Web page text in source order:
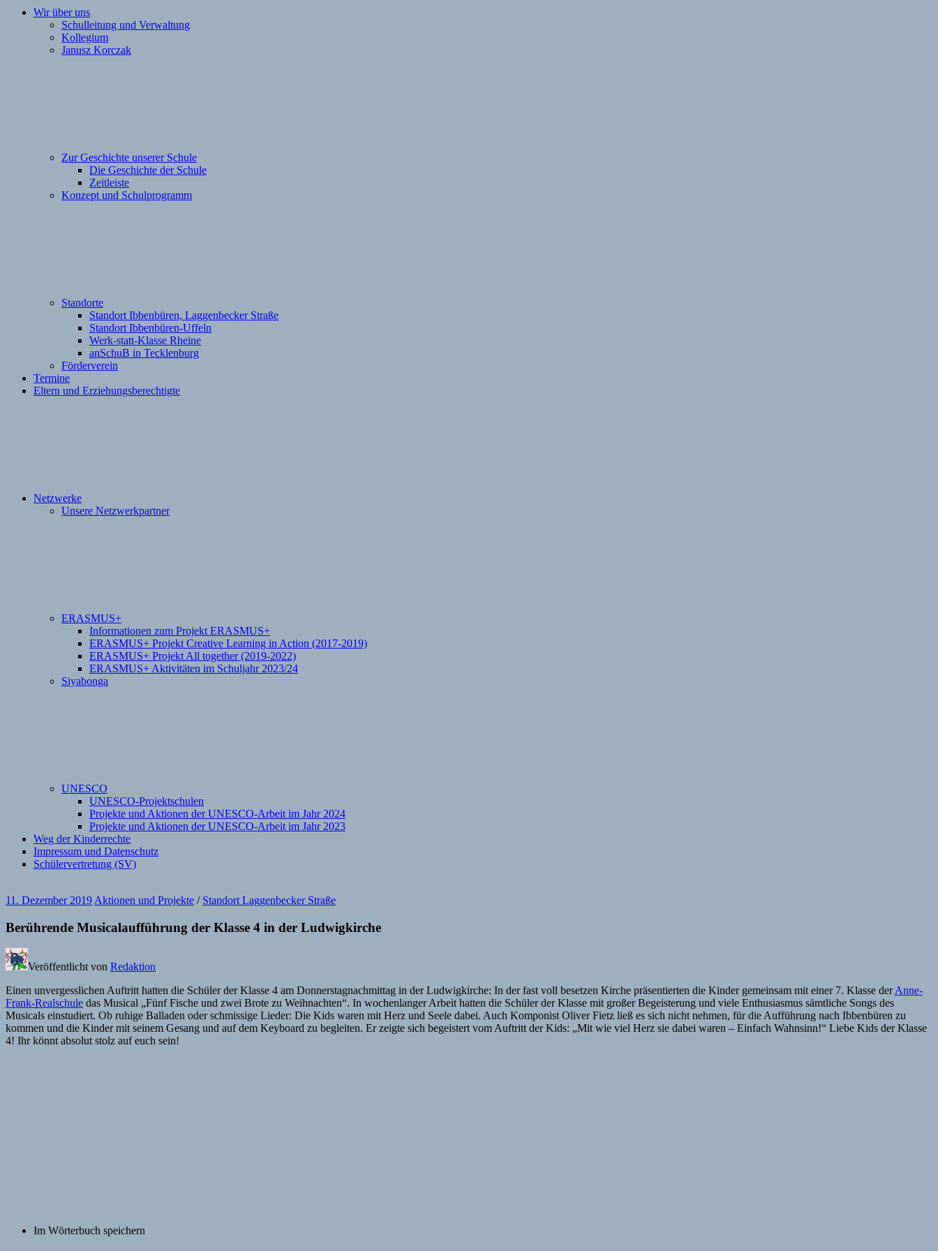
Wir über uns
Schulleitung und Verwaltung
Kollegium
Janusz Korczak
Zur Geschichte unserer Schule
Die Geschichte der Schule
Zeitleiste
Konzept und Schulprogramm
Standorte
Standort Ibbenbüren, Laggenbecker Straße
Standort Ibbenbüren-Uffeln
Werk-statt-Klasse Rheine
anSchuB in Tecklenburg
Förderverein
Termine
Eltern und Erziehungsberechtigte
Netzwerke
Unsere Netzwerkpartner
ERASMUS+
Informationen zum Projekt ERASMUS+
ERASMUS+ Projekt Creative Learning in Action (2017-2019)
ERASMUS+ Projekt All together (2019-2022)
ERASMUS+ Aktivitäten im Schuljahr 2023/24
Siyabonga
UNESCO
UNESCO-Projektschulen
Projekte und Aktionen der UNESCO-Arbeit im Jahr 2024
Projekte und Aktionen der UNESCO-Arbeit im Jahr 2023
Weg der Kinderrechte
Impressum und Datenschutz
Schülervertretung (SV)
11. Dezember 2019 Aktionen und Projekte / Standort Laggenbecker Straße
Berührende Musicalaufführung der Klasse 4 in der Ludwigkirche
Veröffentlicht von Redaktion
Einen unvergesslichen Auftritt hatten die Schüler der Klasse 4 am Donnerstagnachmittag in der Ludwigkirche: In der fast voll besetzen Kirche präsentierten die Kinder gemeinsam mit einer 7. Klasse derAnne-
Frank-Realschule das Musical „Fünf Fische und zwei Brote zu Weihnachten“. In wochenlanger Arbeit hatten die Schüler der Klasse mit großer Begeisterung und viele Enthusiasmus sämtliche Songs des
Musicals einstudiert. Ob ruhige Balladen oder schmissige Lieder: Die Kids waren mit Herz und Seele dabei. Auch Komponist Oliver Fietz ließ es sich nicht nehmen, für die Aufführung nach Ibbenbüren zu
kommen und die Kinder mit seinem Gesang und auf dem Keyboard zu begleiten. Er zeigte sich begeistert vom Auftritt der Kids: „Mit wie viel Herz sie dabei waren – Einfach Wahnsinn!“ Liebe Kids der Klasse
4! Ihr könnt absolut stolz auf euch sein!
Im Wörterbuch speichern